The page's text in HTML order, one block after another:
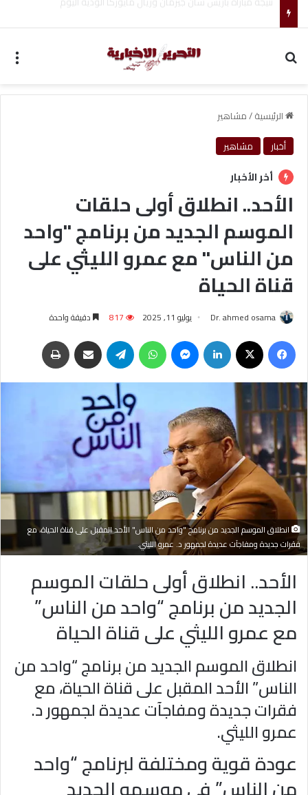
الرئيسية/مشاهير
أخبار
مشاهير
أخر الأخبار
الأحد.. انطلاق أولى حلقات
الموسم الجديد من برنامج "واحد
من الناس" مع عمرو الليثي على
قناة الحياة
Dr. ahmed osama يوليو 11, 2025 817 دقيقة واحدة
انطلاق الموسم الجديد من برنامج "واحد من الناس" الأحد المقبل على قناة الحياة، مع
فقرات جديدة ومفاجآت عديدة لجمهور د. عمرو الليثي.
الأحد.. انطلاق أولى حلقات الموسم
الجديد من برنامج “واحد من الناس”
مع عمرو الليثي على قناة الحياة
انطلاق الموسم الجديد من برنامج “واحد من
الناس” الأحد المقبل على قناة الحياة، مع
فقرات جديدة ومفاجآت عديدة لجمهور د.
عمرو الليثي.
عودة قوية ومختلفة لبرنامج “واحد